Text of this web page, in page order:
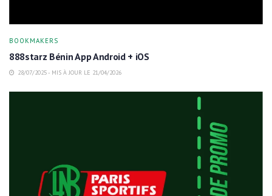
BOOKMAKERS
888starz Bénin App Android + iOS
28/07/2025 - MIS À JOUR LE 21/04/2026